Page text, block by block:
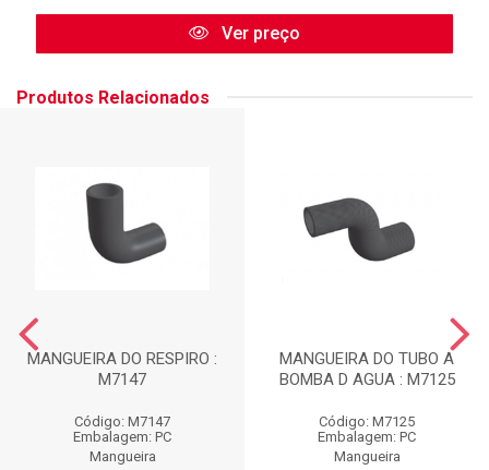
Ver preço
Produtos Relacionados
MANGUEIRA DO RESPIRO :
M7147
Código: M7147
Embalagem: PC
Mangueira
MANGUEIRA DO TUBO A
BOMBA D AGUA : M7125
Código: M7125
Embalagem: PC
Mangueira